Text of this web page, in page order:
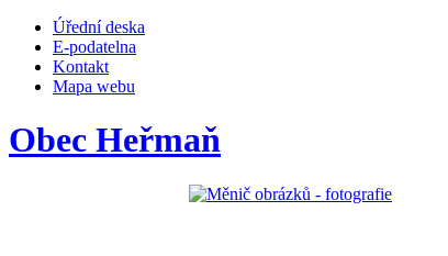
Úřední deska
E-podatelna
Kontakt
Mapa webu
Obec Heřmaň